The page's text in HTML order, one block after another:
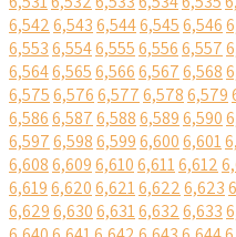
6,5426,5436,5446,5456,546
6,5536,5546,5556,5566,557
6,5646,5656,5666,5676,568
6,5756,5766,5776,5786,579
6,5866,5876,5886,5896,590
6,5976,5986,5996,6006,601
6,6086,6096,6106,6116,612
6,6196,6206,6216,6226,623
6,6296,6306,6316,6326,633